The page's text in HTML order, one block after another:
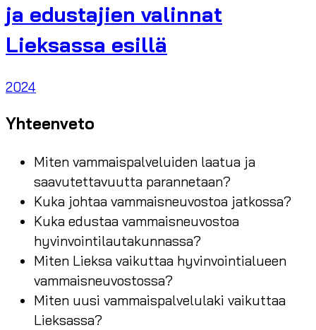
ja edustajien valinnat
Lieksassa esillä
2024
Yhteenveto
Miten vammaispalveluiden laatua ja
saavutettavuutta parannetaan?
Kuka johtaa vammaisneuvostoa jatkossa?
Kuka edustaa vammaisneuvostoa
hyvinvointilautakunnassa?
Miten Lieksa vaikuttaa hyvinvointialueen
vammaisneuvostossa?
Miten uusi vammaispalvelulaki vaikuttaa
Lieksassa?